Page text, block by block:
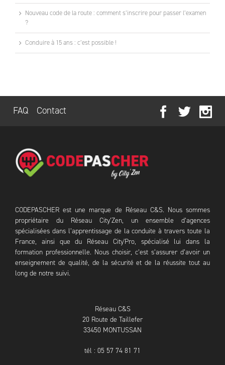
Nouveau code de la route : comment s’inscrire pour passer l’examen
?
Conduire à 15 ans : c’est possible !
FAQ Contact
CODEPASCHER est une marque de Réseau C&S. Nous sommes
propriétaire du Réseau City’Zen, un ensemble d’agences
spécialisées dans l’apprentissage de la conduite à travers toute la
France, ainsi que du Réseau City'Pro, spécialisé lui dans la
formation professionnelle. Nous choisir, c’est s’assurer d’avoir un
enseignement de qualité, de la sécurité et de la réussite tout au
long de notre suivi.
Réseau C&S
20 Route de Taillefer
33450 MONTUSSAN
tél : 05 57 74 81 71